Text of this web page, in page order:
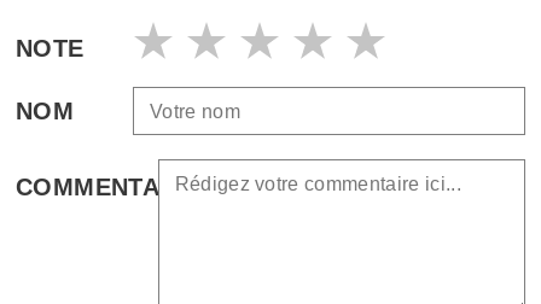
NOTE
NOM
COMMENTAIRE